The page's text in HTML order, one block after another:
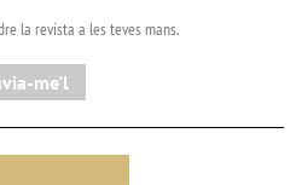
la revista a les teves mans.
me'l